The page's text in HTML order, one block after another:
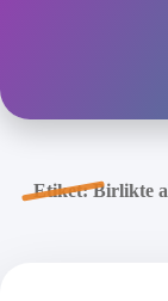
Anasayfa
Etiket:Birlikte